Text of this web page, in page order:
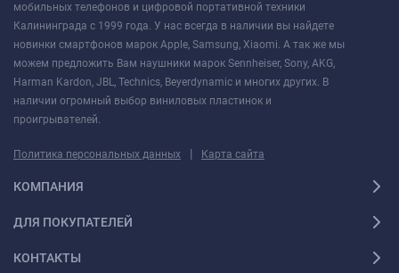
мобильных телефонов и цифровой портативной техники
Калининграда с 1999 года. У нас всегда в наличии вы найдете
новинки смартфонов марок Apple, Samsung, Xiaomi. А так же мы
можем предложить Вам наушники марок Sennheiser, Sony, AKG,
Harman Kardon, JBL, Technics, Beyerdynamic и многих других. В
наличии огромный выбор виниловых пластинок и
проигрывателей.
Политика персональных данных | Карта сайта
КОМПАНИЯ
ДЛЯ ПОКУПАТЕЛЕЙ
КОНТАКТЫ